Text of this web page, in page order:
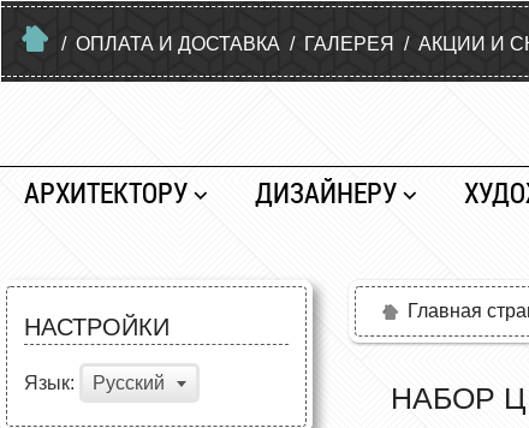
/ ОПЛАТА И ДОСТАВКА / ГАЛЕРЕЯ / АКЦИИ И
АРХИТЕКТОРУ ДИЗАЙНЕРУ
НАСТРОЙКИ
Язык: Русский
Главная
НАБОР